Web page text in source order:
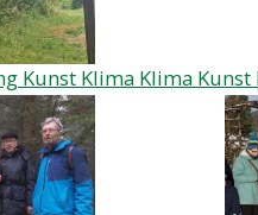
Kunst Klima Klima